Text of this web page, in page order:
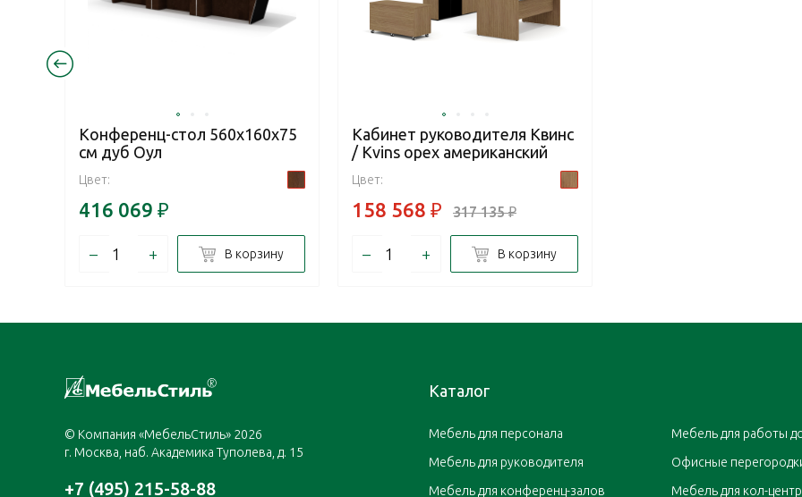
Конференц-стол 560x160x75
см дуб Оул
Цвет:
416 069 ₽
– + В корзину
Кабинет руководителя Квинс
/ Kvins орех американский
Цвет:
158 568 ₽ 317 135₽
– + В корзину
© Компания «МебельСтиль» 2026
г. Москва, наб. Академика Туполева, д. 15
+7 (495) 215-58-88
Каталог
Мебель для персонала
Мебель для руководителя
Мебель для конференц-залов
Мебель для работы
Офисные
Мебель для кол-